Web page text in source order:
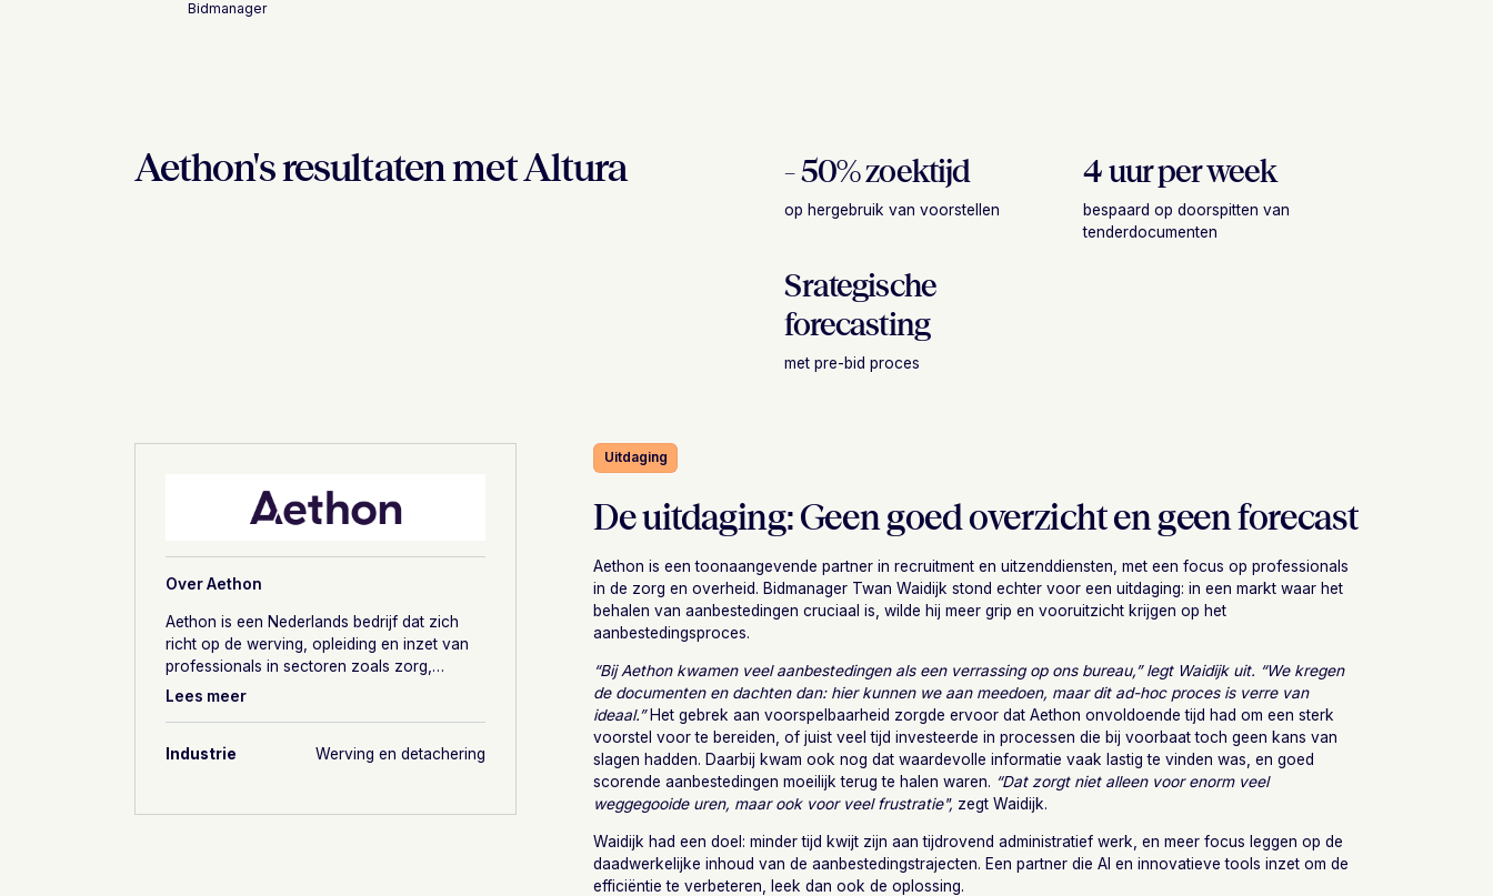
Bidmanager
Aethon's resultaten met Altura - 50% zoektijd
op hergebruik van voorstellen
4 uur per week
bespaard op doorspitten van
tenderdocumenten
Srategische
forecasting
met pre-bid proces
OverAethon
Aethon is een Nederlands bedrijf dat zich
richt op de werving, opleiding en inzet van
professionals in sectoren zoals zorg,
overheid en kinderopvang. Ze bieden
organisaties ondersteunen.
Lees meer
Industrie Werving en detachering
Uitdaging
De uitdaging: Geen goed overzicht en geen forecast
Aethon is een toonaangevende partner in recruitment en uitzenddiensten, met een focus op professionals
in de zorg en overheid. Bidmanager Twan Waidijk stond echter voor een uitdaging: in een markt waar het
behalen van aanbestedingen cruciaal is, wilde hij meer grip en vooruitzicht krijgen op het
aanbestedingsproces.
“Bij Aethon kwamen veel aanbestedingen als een verrassing op ons bureau,” legt Waidijk uit. “We kregen
de documenten en dachten dan: hier kunnen we aan meedoen, maar dit ad-hoc proces is verre van
ideaal.”Het gebrek aan voorspelbaarheid zorgde ervoor dat Aethon onvoldoende tijd had om een sterk
voorstel voor te bereiden, of juist veel tijd investeerde in processen die bij voorbaat toch geen kans van
slagen hadden. Daarbij kwam ook nog dat waardevolle informatie vaak lastig te vinden was, en goed
scorende aanbestedingen moeilijk terug te halen waren. “Dat zorgt niet alleen voor enorm veel
weggegooide uren, maar ook voor veel frustratie", zegt Waidijk.
Waidijk had een doel: minder tijd kwijt zijn aan tijdrovend administratief werk, en meer focus leggen op de
daadwerkelijke inhoud van de aanbestedingstrajecten. Een partner die AI en innovatieve tools inzet om de
efficiëntie te verbeteren, leek dan ook de oplossing.